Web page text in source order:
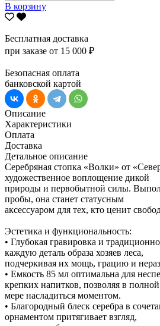
В корзину
Бесплатная доставка
при заказе от 15 000 ₽
Безопасная оплата
банковской картой
Описание
Характеристики
Оплата
Доставка
Детальное описание
Серебряная стопка «Волки» от
художественное воплощение дикой
природы и первобытной силы.
пробы, она станет статусным
аксессуаром для тех, кто ценит
Эстетика и функциональность:
• Глубокая гравировка и
каждую деталь образа хозяев леса,
подчеркивая их мощь, грацию и
• Емкость 85 мл оптимальна для
крепких напитков, позволяя в полной
мере насладиться моментом.
• Благородный блеск серебра в
орнаментом притягивает взгляд,